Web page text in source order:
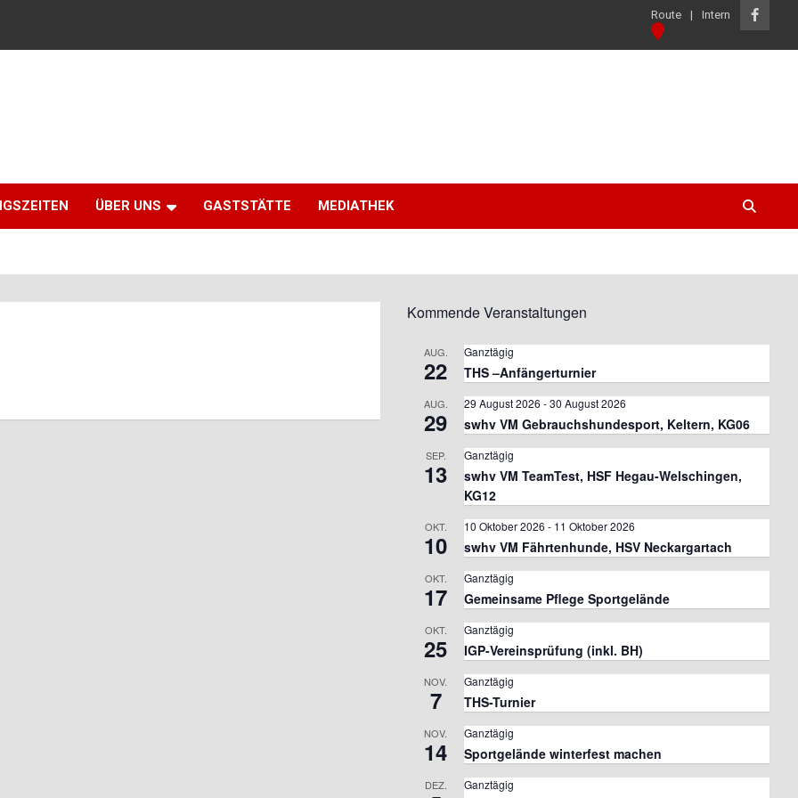
Route Intern
ÜBER UNS GASTSTÄTTE MEDIATHEK
Kommende Veranstaltungen
AUG.
22
Ganztägig
THS –Anfängerturnier
AUG.
29
29 August 2026 -30 August 2026
swhv VM Gebrauchshundesport, Keltern, KG06
SEP.
13
Ganztägig
swhv VM TeamTest, HSF Hegau-Welschingen,
KG12
OKT.
10
10 Oktober 2026 - 11 Oktober 2026
swhv VM Fährtenhunde, HSV Neckargartach
OKT.
17
Ganztägig
Gemeinsame Pflege Sportgelände
OKT.
25
Ganztägig
IGP-Vereinsprüfung (inkl. BH)
NOV.
7
Ganztägig
THS-Turnier
NOV.
14
Ganztägig
Sportgelände winterfest machen
DEZ. Ganztägig